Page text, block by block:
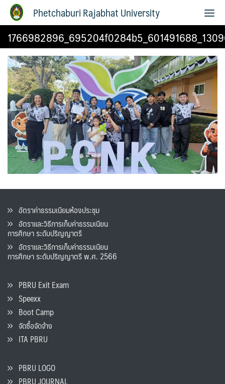
Phetchaburi Rajabhat University
อัตราค่าธรรมเนียมห้องประชุม
อัตราและวิธีการเก็บค่าธรรมเนียน
การศึกษา ระดับปริญญาตรี
อัตราและวิธีการเก็บค่าธรรมเนียน
การศึกษา ระดับปริญญาตรี พ.ศ. 2566
PBRU Exit Exam
Speexx
Boot Camp
จัดซื้อจัดจ้าง
ITA PBRU
PBRU LOGO